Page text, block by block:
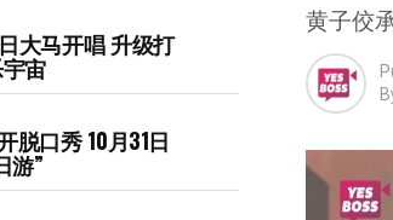
大马开唱 升级打
宙
脱口秀 10月31日
游”
黄子佼